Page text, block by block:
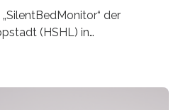
der
(HSHL) in
sind oder in ihrer